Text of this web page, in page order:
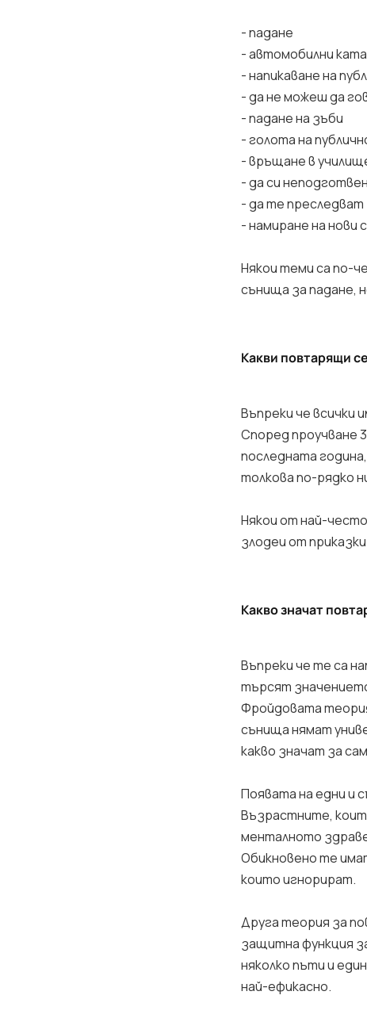
- падане
- автомобилни
- напикаване на
- да не можеш да
- падане на зъби
- голота на
- връщане в
- да си
- да те преследват
- намиране на
Някои теми са по-
сънища за падане,
Какви повтарящи
Въпреки че
Според проучване
последната
толкова по-рядко
Някои от най-
злодеи от
Какво значат
Въпреки че те са
търсят
Фройдовата
сънища нямат
какво значат за
Появата на едни и
Възрастните,
менталното
Обикновено те
които игнорират.
Друга теория за
защитна функция
няколко пъти и
най-ефикасно.